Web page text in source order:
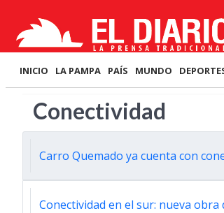
INICIO LA PAMPA PAÍS MUNDO
Conectividad
Carro Quemado ya cuenta con
Conectividad en el sur: nueva